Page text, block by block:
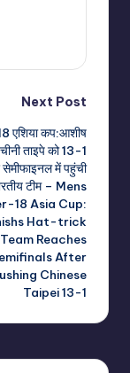
Next Post
एशिया कप:आशीष
ताइपे को 13-1
में पहुंची
टीम – Mens
18 Asia Cup:
Hat-trick
Reaches
After
Chinese
Taipei 13-1